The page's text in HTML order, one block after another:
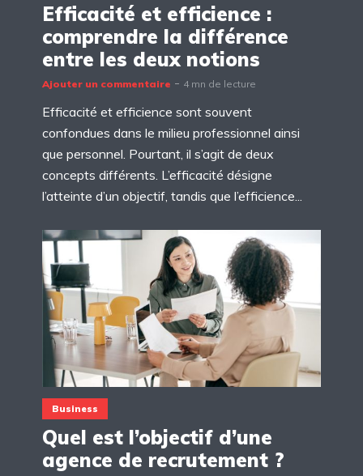
Efficacité et efficience :
comprendre la différence
entre les deux notions
Ajouter un commentaire 4 mn de lecture
Efficacité et efficience sont souvent
confondues dans le milieu professionnel ainsi
que personnel. Pourtant, il s’agit de deux
concepts différents. L’efficacité désigne
l’atteinte d’un objectif, tandis que l’efficience...
Business
Quel est l’objectif d’une
agence de recrutement ?